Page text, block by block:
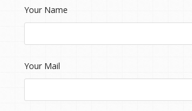
Your Name
Your Mail